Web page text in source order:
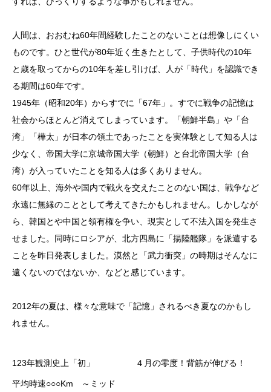
人間は、おおむね60年間経験したことのないことは想像しにくい
ものです。ひと世代が80年近く生きたとして、子供時代の10年
と歳を取ってからの10年を差し引けば、人が「時代」を認識でき
る期間は60年です。
1945年（昭和20年）からすでに「67年」。すでに戦争の記憶は
社会からほとんど消えてしまっています。「朝鮮半島」や「台
湾」「樺太」が日本の領土であったことを実体験として知る人は
少なく、帝国大学に京城帝国大学（朝鮮）と台北帝国大学（台
湾）が入っていたことを知る人は多くありません。
60年以上、海外や国内で戦火を交えたことのない国は、戦争など
永遠に無縁のこととして考えてきたかもしれません。しかしなが
ら、韓国とや中国と領有権を争い、現実として不法入国を発生さ
せました。同時にロシアが、北方四島に「揚陸艦隊」を派遣する
ことを昨日発表しました。漠然と「武力衝突」の時期はそんなに
遠くないのではないか、などと感じています。
2012年の夏は、様々な意味で「記憶」されるべき夏なのかもし
れません。
123年観測史上「初」 ４月の零度！背筋が伸びる！
平均時速○○○Km ～ミッド